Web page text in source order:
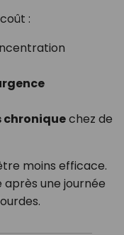
:
chroniquechez de
moins efficace.
après une journée